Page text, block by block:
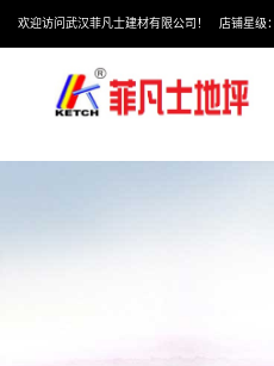
欢迎访问武汉菲凡士建材有限公司！ 店铺星级：